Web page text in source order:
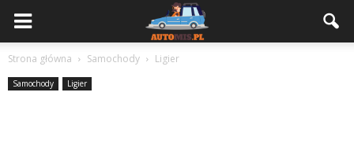
Strona główna Samochody Ligier
Samochody Ligier